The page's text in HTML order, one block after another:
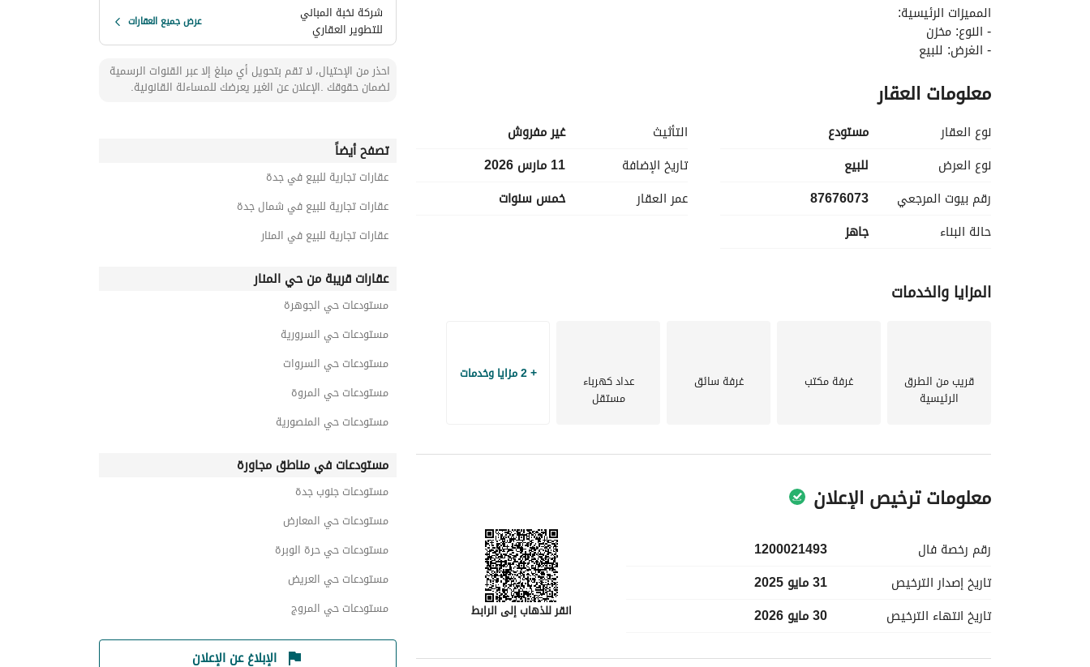
المميزات الرئيسية:
- النوع: مخزن
- الغرض: للبيع
- السعر: 6,000,000 ريال سعودي
- عدد الحمامات: 2
- مفروش: لا
الموظفين والزوار على حد سواء.
للزيارة!
معلومات العقار
نوع العقار
مستودع
نوع العرض
للبيع
رقم بيوت المرجعي
87676073
حالة البناء
جاهز
التأثيث
غير مفروش
تاريخ الإضافة
11 مارس 2026
عمر العقار
خمس سنوات
المزايا والخدمات
قريب من الطرق
الرئيسية
غرفة مكتب غرفة سائق عداد كهرباء
مستقل
+ 2 مزايا وخدمات
معلومات ترخيص الإعلان
رقم رخصة فال
1200021493
تاريخ إصدار الترخيص
31 مايو 2025
تاريخ انتهاء الترخيص 30 مايو 2026 انقر للذهاب إلى الرابط
شركة نخبة المباني
للتطوير العقاري عرض جميع العقارات
احذر من الإحتيال، لا تقم بتحويل أي مبلغ إلا عبر القنوات الرسمية
لضمان حقوقك .الإعلان عن الغير يعرضك للمساءلة القانونية.
تصفح أيضاً
عقارات تجارية للبيع في جدة
عقارات تجارية للبيع في شمال جدة
عقارات تجارية للبيع في المنار
عقارات قريبة من حي المنار
مستودعات حي الجوهرة
مستودعات حي السرورية
مستودعات حي السروات
مستودعات حي المروة
مستودعات حي المنصورية
مستودعات في مناطق مجاورة
مستودعات جنوب جدة
مستودعات حي المعارض
مستودعات حي حرة الوبرة
مستودعات حي العريض
مستودعات حي المروج
الإبلاغ عن الإعلان